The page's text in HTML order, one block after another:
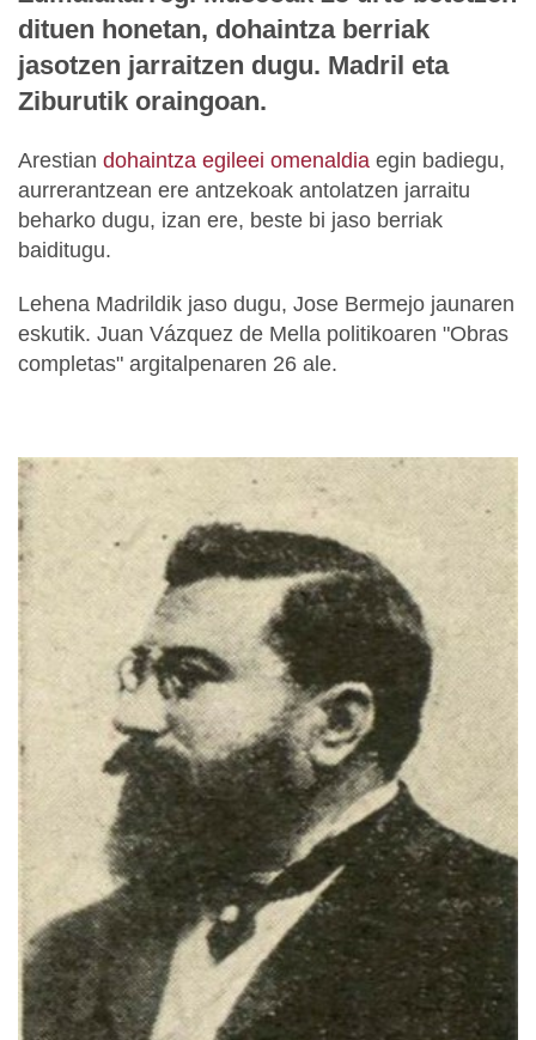
dituen honetan, dohaintza berriak
jasotzen jarraitzen dugu. Madril eta
Ziburutik oraingoan.
Arestian dohaintza egileei omenaldia egin badiegu,
aurrerantzean ere antzekoak antolatzen jarraitu
beharko dugu, izan ere, beste bi jaso berriak
baiditugu.
Lehena Madrildik jaso dugu, Jose Bermejo jaunaren
eskutik. Juan Vázquez de Mella politikoaren "Obras
completas" argitalpenaren 26 ale.